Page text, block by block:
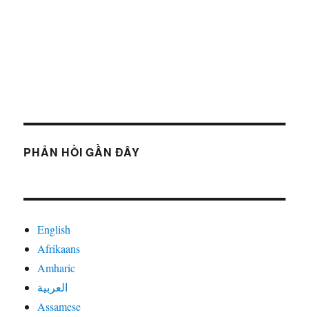
PHẢN HỒI GẦN ĐÂY
English
Afrikaans
Amharic
العربية
Assamese